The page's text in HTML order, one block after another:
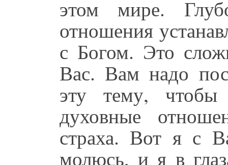
этом мире.
отношения
с Богом. Это
Вас. Вам надо
эту тему,
духовные
страха. Вот я с
молюсь, и я в